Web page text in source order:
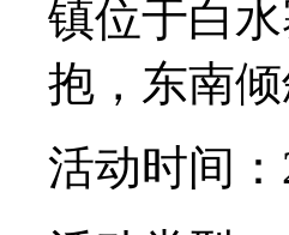
镇位于白
抱，东南
活动时间：